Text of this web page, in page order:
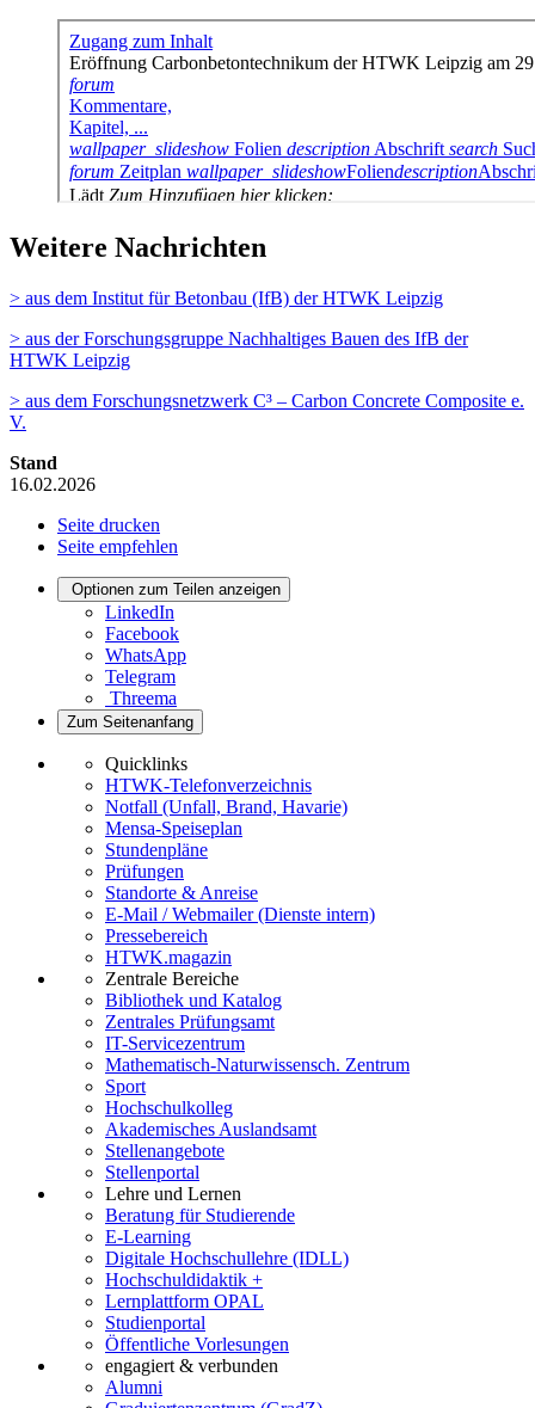
Weitere Nachrichten
> aus dem Institut für Betonbau (IfB) der HTWK Leipzig
> aus der Forschungsgruppe Nachhaltiges Bauen des IfB der
HTWK Leipzig
> aus dem Forschungsnetzwerk C³ – Carbon Concrete Composite e.
V.
Stand
16.02.2026
Seite drucken
Seite empfehlen
Optionen zum Teilen anzeigen
LinkedIn
Facebook
WhatsApp
Telegram
Threema
Zum Seitenanfang
Quicklinks
HTWK-Telefonverzeichnis
Notfall (Unfall, Brand, Havarie)
Mensa-Speiseplan
Stundenpläne
Prüfungen
Standorte & Anreise
E-Mail / Webmailer (Dienste intern)
Pressebereich
HTWK.magazin
Zentrale Bereiche
Bibliothek und Katalog
Zentrales Prüfungsamt
IT-Servicezentrum
Mathematisch-Naturwissensch. Zentrum
Sport
Hochschulkolleg
Akademisches Auslandsamt
Stellenangebote
Stellenportal
Lehre und Lernen
Beratung für Studierende
E-Learning
Digitale Hochschullehre (IDLL)
Hochschuldidaktik +
Lernplattform OPAL
Studienportal
Öffentliche Vorlesungen
engagiert & verbunden
Alumni